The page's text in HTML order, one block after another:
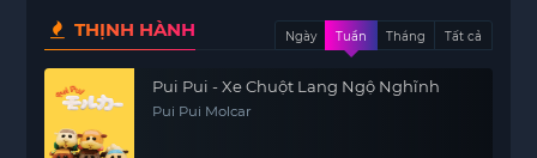
THỊNH HÀNH Ngày Tuần Tháng Tất cả
Pui Pui - Xe Chuột Lang Ngộ Nghĩnh
Pui Pui Molcar